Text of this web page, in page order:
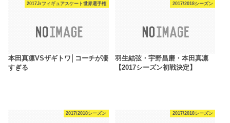
2017Jrフィギュアスケート世界選手権
本田真凛VSザギトワ│コーチが凄
すぎる
2017/2018シーズン
羽生結弦・宇野昌磨・本田真凛
【2017シーズン初戦決定】
2017/2018シーズン 2017/2018シーズン